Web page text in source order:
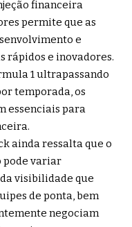
financeira
permite que as
e
rápidos e inovadores.
1 ultrapassando
temporada, os
essenciais para
ainda ressalta que o
pode variar
visibilidade que
de ponta, bem
negociam